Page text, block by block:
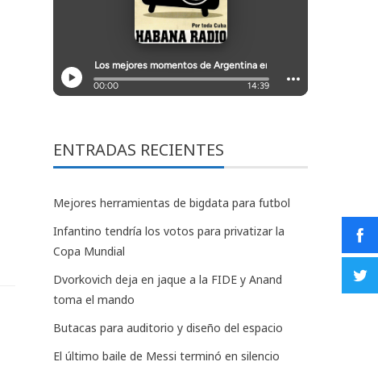
ENTRADAS RECIENTES
Mejores herramientas de bigdata para futbol
Infantino tendría los votos para privatizar la
Copa Mundial
Dvorkovich deja en jaque a la FIDE y Anand
toma el mando
Butacas para auditorio y diseño del espacio
El último baile de Messi terminó en silencio